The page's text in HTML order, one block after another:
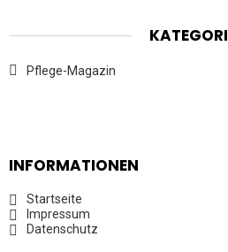
Pflege-Magazin
INFORMATIONEN
Startseite
Impressum
Datenschutz